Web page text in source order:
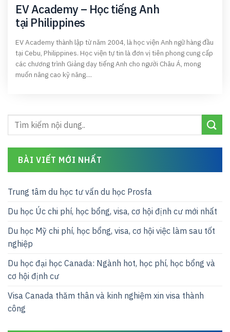
BÀI VIẾT MỚI NHẤT
Trung tâm du học tư vấn du học Prosfa
Du học Úc chi phí, học bổng, visa, cơ hội định cư mới nhất
Du học Mỹ chi phí, học bổng, visa, cơ hội việc làm sau tốt
nghiệp
Du học đại học Canada: Ngành hot, học phí, học bổng và
cơ hội định cư
Visa Canada thăm thân và kinh nghiệm xin visa thành
công
EV Academy – Học tiếng Anh
tại Philippines
EV Academy thành lập từ năm 2004, là học viện Anh ngữ hàng đầu
tại Cebu, Philippines. Học viện tự tin là đơn vị tiên phong cung cấp
các chương trình Giảng dạy tiếng Anh cho người Châu Á, mong
muốn nâng cao kỹ năng....